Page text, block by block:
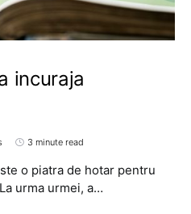
incuraja
3 minute read
o piatra de hotar pentru
urma urmei, a…